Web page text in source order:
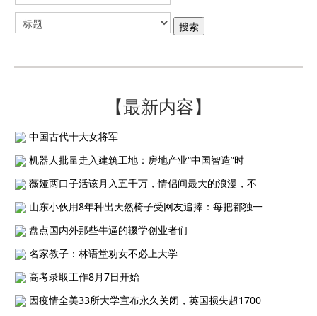
【最新内容】
中国古代十大女将军
机器人批量走入建筑工地：房地产业“中国智造”时
薇娅两口子活该月入五千万，情侣间最大的浪漫，不
山东小伙用8年种出天然椅子受网友追捧：每把都独一
盘点国内外那些牛逼的辍学创业者们
名家教子：林语堂劝女不必上大学
高考录取工作8月7日开始
因疫情全美33所大学宣布永久关闭，英国损失超1700